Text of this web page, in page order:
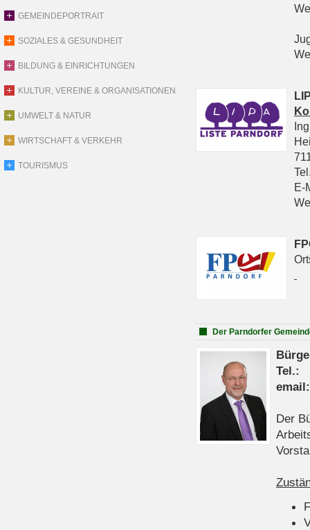
GEMEINDEPORTRAIT
SOZIALES & GESUNDHEIT
BILDUNG & EINRICHTUNGEN
KULTUR, VEREINE & ORGANISATIONEN
UMWELT & NATUR
WIRTSCHAFT & VERKEHR
TOURISMUS
E-
Der Parndorfer
Der